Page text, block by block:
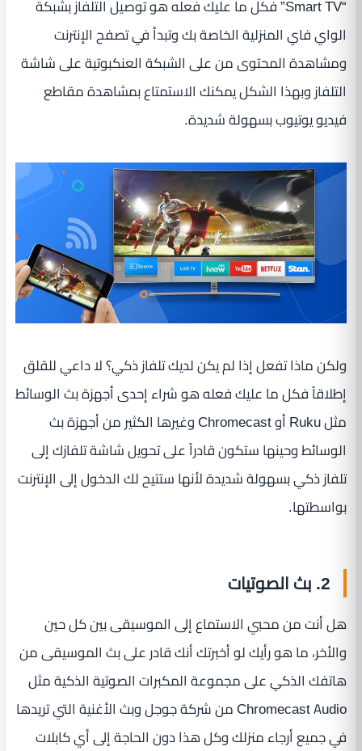
“Smart TV” فكل ما عليك فعله هو توصيل التلفاز بشبكة
الواي فاي المنزلية الخاصة بك وتبدأ في تصفح الإنترنت
ومشاهدة المحتوى من على الشبكة العنكبوتية على شاشة
التلفاز وبهذا الشكل يمكنك الاستمتاع بمشاهدة مقاطع
فيديو يوتيوب بسهولة شديدة.
ولكن ماذا تفعل إذا لم يكن لديك تلفاز ذكي؟ لا داعي للقلق
إطلاقاً فكل ما عليك فعله هو شراء إحدى أجهزة بث الوسائط
مثل Ruku أو Chromecast وغيرها الكثير من أجهزة بث
الوسائط وحينها ستكون قادراً على تحويل شاشة تلفازك إلى
تلفاز ذكي بسهولة شديدة لأنها ستتيح لك الدخول إلى الإنترنت
بواسطتها.
2. بث الصوتيات
هل أنت من محبي الاستماع إلى الموسيقى بين كل حين
والأخر، ما هو رأيك لو أخبرتك أنك قادر على بث الموسيقى من
هاتفك الذكي على مجموعة المكبرات الصوتية الذكية مثل
Chromecast Audio من شركة جوجل وبث الأغنية التي تريدها
في جميع أرجاء منزلك وكل هذا دون الحاجة إلى أي كابلات